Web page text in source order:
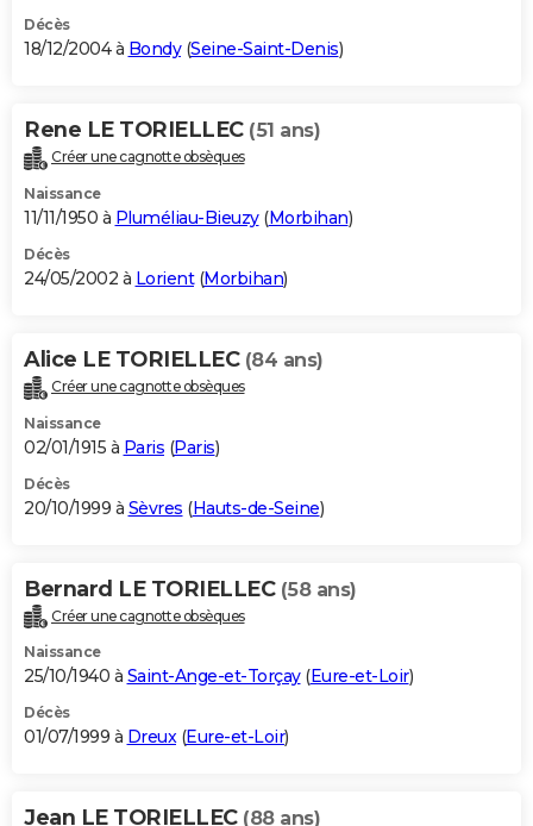
Décès
18/12/2004 à Bondy(Seine-Saint-Denis)
Rene LE TORIELLEC (51 ans)
Créer une cagnotte obsèques
Naissance
11/11/1950 à Pluméliau-Bieuzy(Morbihan)
Décès
24/05/2002 à Lorient(Morbihan)
Alice LE TORIELLEC (84 ans)
Créer une cagnotte obsèques
Naissance
02/01/1915 à Paris (Paris)
Décès
20/10/1999 à Sèvres (Hauts-de-Seine)
Bernard LE TORIELLEC (58 ans)
Créer une cagnotte obsèques
Naissance
25/10/1940 à Saint-Ange-et-Torçay(Eure-et-Loir)
Décès
01/07/1999 à Dreux(Eure-et-Loir)
Jean LE TORIELLEC (88 ans)